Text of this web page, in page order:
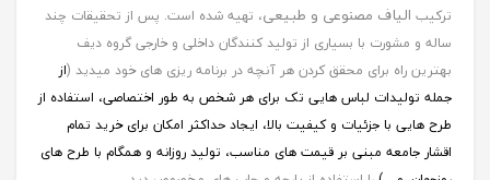
ترکیب الیاف مصنوعی و طبیعی، تهیه شده است. پس از تحقیقات چند
ساله و مشورت با بسیاری از تولید کنندگان داخلی و خارجی گروه دیف
بهترین راه برای محقق کردن هر آنچه در برنامه ریزی های خود میدید (از
جمله تولیدات لباس هایی تک برای هر شخص به طور اختصاصی، استفاده از
طرح هایی با جزئیات و کیفیت بالا، ایجاد حداکثر امکان برای خرید تمام
اقشار جامعه مبنی بر قیمت های مناسب، تولید روزانه و همگام با طرح های